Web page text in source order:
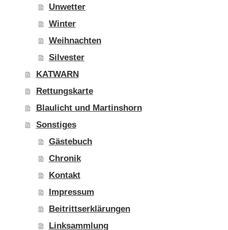
Unwetter
Winter
Weihnachten
Silvester
KATWARN
Rettungskarte
Blaulicht und Martinshorn
Sonstiges
Gästebuch
Chronik
Kontakt
Impressum
Beitrittserklärungen
Linksammlung